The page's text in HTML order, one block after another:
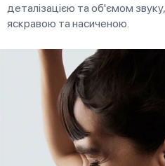
деталізацією та об'ємом
яскравою та насиченою.